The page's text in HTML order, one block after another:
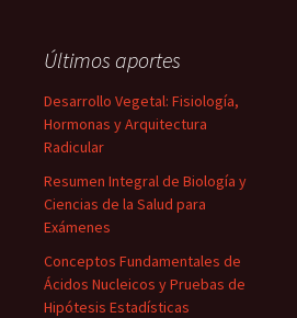
Últimos aportes
Desarrollo Vegetal: Fisiología,
Hormonas y Arquitectura
Radicular
Resumen Integral de Biología y
Ciencias de la Salud para
Exámenes
Conceptos Fundamentales de
Ácidos Nucleicos y Pruebas de
Hipótesis Estadísticas